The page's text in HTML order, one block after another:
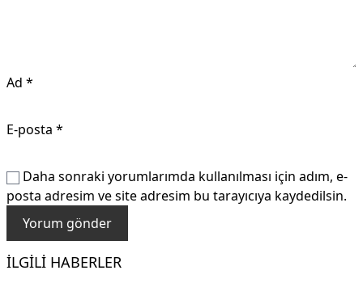
Ad *
E-posta *
Daha sonraki yorumlarımda kullanılması için adım, e-
posta adresim ve site adresim bu tarayıcıya kaydedilsin.
İLGILI HABERLER